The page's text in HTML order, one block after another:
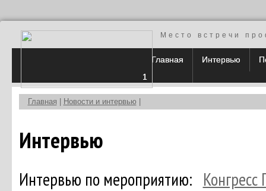
Место встречи
Главная
1
Интервью
Главная Новости и интервью
Интервью
Интервью по мероприятию: